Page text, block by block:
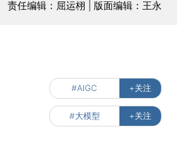
责任编辑：屈运栩 | 版面编辑：王永
#AIGC +关注
#大模型 +关注